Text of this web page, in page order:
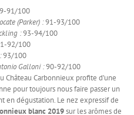
91/100
(Parker) :91-93/100
:93-94/100
92/100
93/100
Galloni :90-92/100
Château Carbonnieux profite d’une
pour toujours nous faire passer un
en dégustation. Le nez expressif de
blanc 2019sur les arômes de